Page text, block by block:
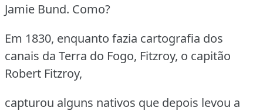
Jamie Bund. Como?
Em 1830, enquanto fazia cartografia dos
canais da Terra do Fogo, Fitzroy, o capitão
Robert Fitzroy,
capturou alguns nativos que depois levou a